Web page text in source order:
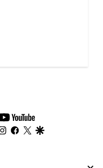
youtube-
footer
instagram
facebook
twitter